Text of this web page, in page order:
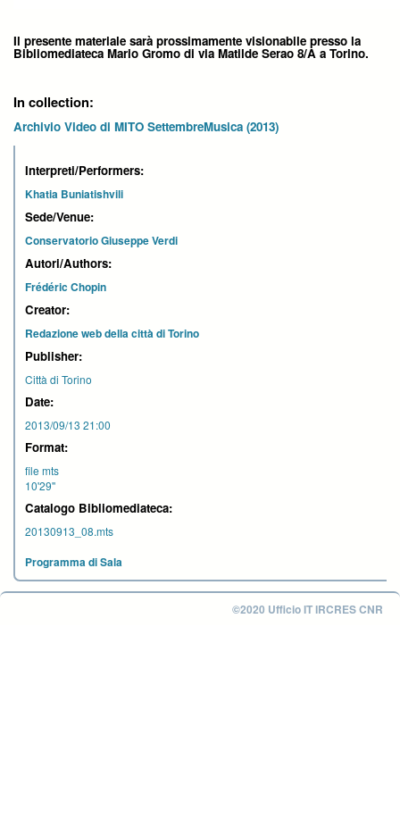
Il presente materiale sarà prossimamente visionabile presso la
Bibliomediateca Mario Gromo di via Matilde Serao 8/A a Torino.
In collection:
Archivio Video di MITO SettembreMusica (2013)
Interpreti/Performers:
Khatia Buniatishvili
Sede/Venue:
Conservatorio Giuseppe Verdi
Autori/Authors:
Frédéric Chopin
Creator:
Redazione web della città di Torino
Publisher:
Città di Torino
Date:
2013/09/13 21:00
Format:
file mts
10'29''
Catalogo Bibliomediateca:
20130913_08.mts
Programma di Sala
©2020 Ufficio IT IRCRES CNR